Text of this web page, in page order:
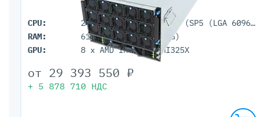
CPU:
2× AMD EPYC 9005/9004 (SP5 (LGA 6096))
RAM:
6144GB (DDR5 ECC REG)
GPU:
8 x AMD Instinct MI325X
от 29 393 550 ₽
+ 5 878 710 НДС